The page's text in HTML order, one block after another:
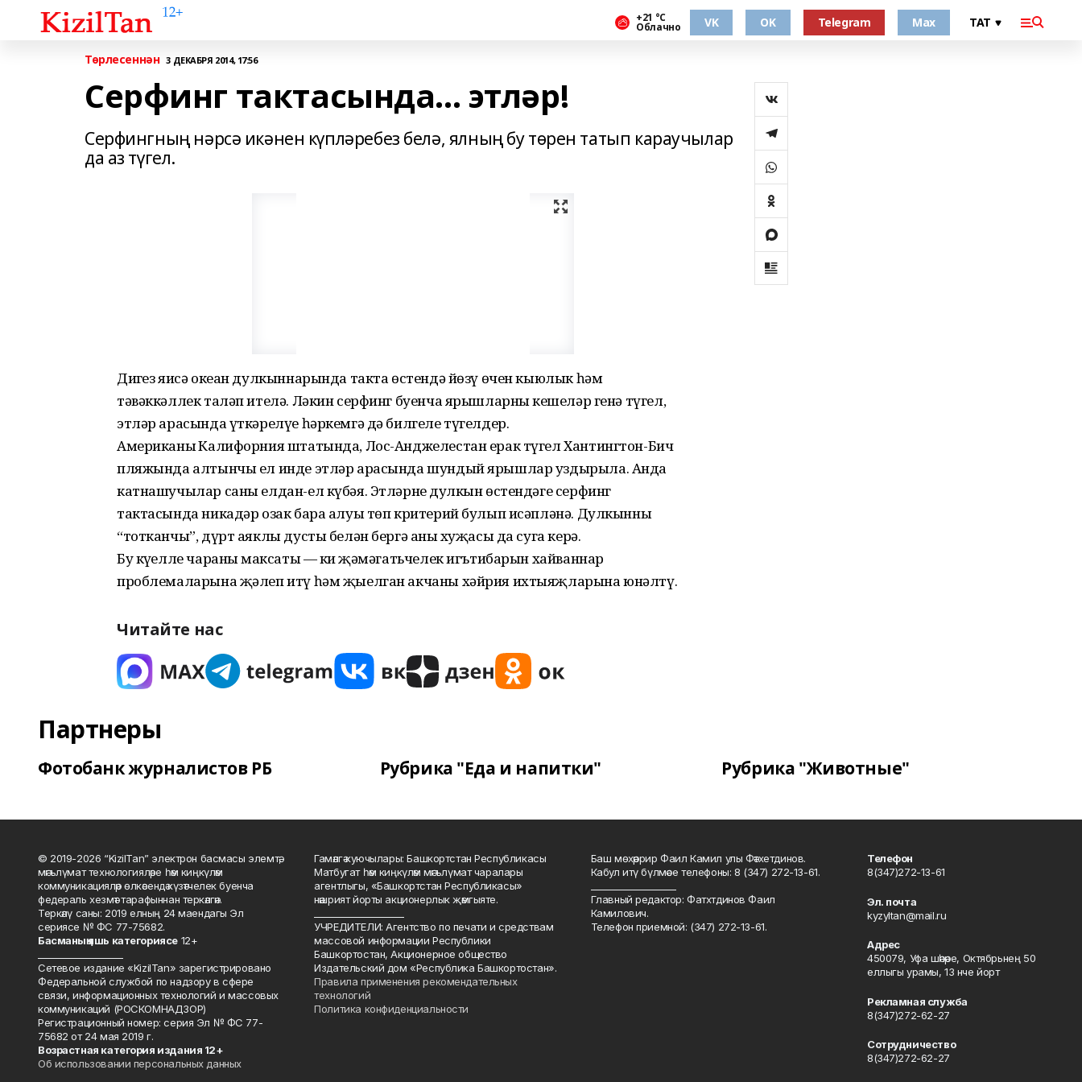
+21 °С
Облачно VK OK Telegram Max
Төрлесеннән 3 ДЕКАБРЯ 2014, 17:56
Серфинг тактасында... этләр!
Серфингның нәрсә икәнен күпләребез белә, ялның бу төрен татып караучылар
да аз түгел.
Диңгез яисә океан дулкыннарында такта өстендә йөзү өчен кыюлык һәм
тәвәккәллек таләп ителә. Ләкин серфинг буенча ярышларның кешеләр генә түгел,
этләр арасында үткәрелүе һәркемгә дә билгеле түгелдер.
Американың Калифорния штатында, Лос-Анджелестан ерак түгел Хантингтон-Бич
пляжында алтынчы ел инде этләр арасында шундый ярышлар уздырыла. Анда
катнашучылар саны елдан-ел күбәя. Этләрнең дулкын өстендәге серфинг
тактасында никадәр озак бара алуы төп критерий булып исәпләнә. Дулкынны
“тотканчы”, дүрт аяклы дусты белән бергә аның хуҗасы да суга керә.
Бу күңелле чараның максаты — киң җәмәгатьчелек игътибарын хайваннар
проблемаларына җәлеп итү һәм җыелган акчаны хәйрия ихтыяҗларына юнәлтү.
Читайте нас
Партнеры
Фотобанк журналистов РБ Рубрика "Еда и напитки" Рубрика "Животные"
© 2019-2026 “KizilTan” электрон басмасы элемтә,
мәгълүмат технологияләре һәм киңкүләм
коммуникацияләр өлкәсендә күзәтчелек буенча
федераль хезмәт тарафыннан теркәлгән.
Теркәлү саны: 2019 елның 24 маендагы Эл
сериясе № ФС 77-75682.
Басманың яшь категориясе12+
Сетевое издание «KizilTan» зарегистрировано
Федеральной службой по надзору в сфере
связи, информационных технологий и массовых
коммуникаций (РОСКОМНАДЗОР)
Регистрационный номер: серия Эл № ФС 77-
75682 от 24 мая 2019 г.
Возрастная категория издания 12+
Об использовании персональных данных
Гамәлгә куючылары: Башкортстан Республикасы
Матбугат һәм киңкүләм мәгълүмат чаралары
агентлыгы, «Башкортстан Республикасы»
нәшрият йорты акционерлык җәмгыяте.
УЧРЕДИТЕЛИ: Агентство по печати и средствам
массовой информации Республики
Башкортостан, Акционерное общество
Издательский дом «Республика Башкортостан».
Правила применения рекомендательных
технологий
Политика конфиденциальности
Баш мөхәррир Фаил Камил улы Фәтхетдинов.
Кабул итү бүлмәсе телефоны: 8 (347) 272-13-61.
Главный редактор: Фатхтдинов Фаил
Камилович.
Телефон приемной: (347) 272-13-61.
Телефон
8(347)272-13-61
Эл. почта
kyzyltan@mail.ru
Адрес
450079, Уфа шәһәре, Октябрьнең 50
еллыгы урамы, 13 нче йорт
Рекламная служба
8(347)272-62-27
Сотрудничество
8(347)272-62-27